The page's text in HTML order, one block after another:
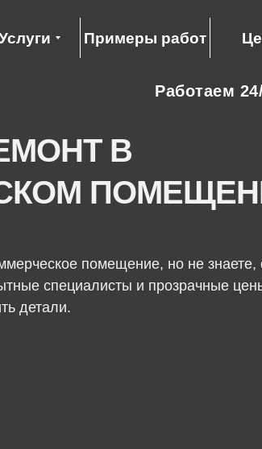
Примеры работ
Работаем
В
помещение, но не знаете,
специалисты и прозрачные
детали.